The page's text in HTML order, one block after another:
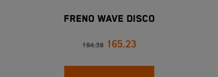
FRENO WAVE DISCO
194.39 165.23